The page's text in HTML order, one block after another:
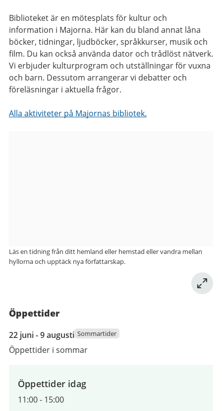
Biblioteket är en mötesplats för kultur och
information i Majorna. Här kan du bland annat låna
böcker, tidningar, ljudböcker, språkkurser, musik och
film. Du kan också använda dator och trådlöst nätverk.
Vi erbjuder kulturprogram och utställningar för vuxna
och barn. Dessutom arrangerar vi debatter och
föreläsningar i aktuella frågor.
Alla aktiviteter på Majornas bibliotek.
Läs en tidning från ditt hemland eller hemstad eller vandra mellan
hyllorna och upptäck nya författarskap.
Öppettider
22
juni
2026
augusti
2026
22 juni - 9 augusti Sommartider
Öppettider i sommar
Öppettider idag
11:00- 15:00